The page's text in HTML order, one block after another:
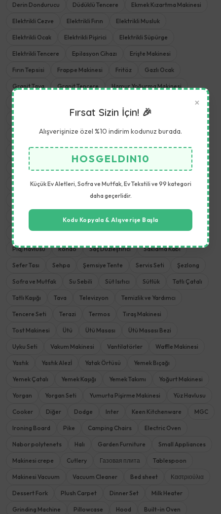
Derin Dondurucu Düdüklü Tencere Ekmek Kızartma Makinesi
Elektrikli Cezve Elektrikli Fırın Elektrikli Musluk
Elektrikli Ocak Elektrikli Pişirici Elektrikli Süpürge
Elektrikli Tencere Epilasyon Cihazı Erişte Makinesi
Fırın Tepsisi Frappe Makinesi Fritöz Gazlı Ocak
Granit Tava Granit Tencere Hamur Yoğurma Makinesi
Hava Temizleyiciler Isıtıcılar
Kahvaltı Takımı Kahve Makinesi Kamp Sandalyeleri
Kişisel Bakım Kıyma Makinesi Koruma Örtüsü
Krep Makinesi
Masaj Koltukları
Meyve ve Sebze Aletleri Mikrodalga Fırın Mikser
Mısır Patlatma Makinesi Mutfak Aletleri
Mutfak Robotu Mutfak Terazisi Nevresim Takımı
Öğütme Makinesi Pişirme ve Kızartma Pizza Tavası
Plaj Havlusu Rondo Saç Düzleştirici Saklama Kabı
Sefer Tası Sehpa Şemsiye Tente Servis Seti Şezlong
Sofra ve Mutfak Su Sebili Süt Isıtıcı Sütlük Tatlı Çatalı
Tatlı Kaşığı Tava Televizyon Temizlik ve Yardımcı
Tencere Seti Terazi Termos Tıraş Makinesi
Tost Makinesi Ütü Ütü Masası Ütü Masası Bezi
Uyku Seti Vakum Makinesi Vantilatörler Waffle Makinesi
Yastık Yastık Alezİ Yatak Örtüsü Yemek Bıçağı
Yemek Çatalı Yemek Kaşığı Yemek Takımı Yoğurt Makinesi
Yorgan Yorgan Seti Yumurta Pişirme Makinesi Yüz Havlusu
Cooker Diğer Dodge Inter Keen Kitchenware MGC
Ironing Board Pike Camping Chairs Electric Oven
Nabor polytenets Halı Garden Furniture Small Appliances
Makinesi crepe Cutlery Газовая плита Tablespoon
Makinesi Vacuum Vacuum Cleaner Bed sheet Καστριούλια
Dessert Fork Plush Carpet Dinner Set Milk Heater
Grinding Machine Pillowcase Hood Built-in Oven
×
Fırsat Sizin İçin! 🎉
Alışverişinize özel %10 indirim kodunuz burada.
HOSGELDIN10
Küçük Ev Aletleri, Sofra ve Mutfak, Ev Tekstili ve 99 kategori
daha geçerlidir.
Kodu Kopyala & Alışverişe Başla